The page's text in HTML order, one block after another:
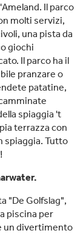
Il parco
molti servizi,
una pista da
giochi
Il parco ha il
pranzare o
patatine,
spiaggia 't
terrazza con
spiaggia. Tutto
"De Golfslag",
piscina per
un divertimento